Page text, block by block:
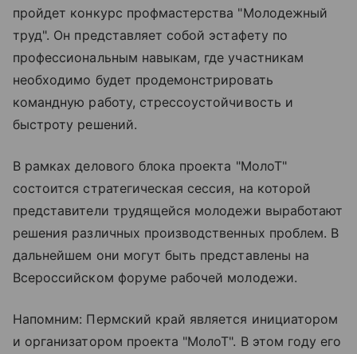
пройдет конкурс профмастерства "Молодежный
труд". Он представляет собой эстафету по
профессиональным навыкам, где участникам
необходимо будет продемонстрировать
командную работу, стрессоустойчивость и
быстроту решений.
В рамках делового блока проекта "МолоТ"
состоится стратегическая сессия, на которой
представители трудящейся молодежи выработают
решения различных производственных проблем. В
дальнейшем они могут быть представлены на
Всероссийском форуме рабочей молодежи.
Напомним: Пермский край является инициатором
и организатором проекта "МолоТ". В этом году его